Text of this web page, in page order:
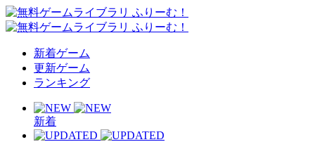
新着ゲーム
更新ゲーム
ランキング
新着